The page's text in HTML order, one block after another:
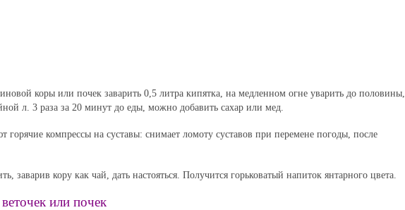
коры или почек заварить 0,5 литра кипятка, на медленном огне уварить до половины,
л. 3 раза за 20 минут до еды, можно добавить сахар или мед.
горячие компрессы на суставы: снимает ломоту суставов при перемене погоды, после
заварив кору как чай, дать настояться. Получится горьковатый напиток янтарного цвета.
или почек